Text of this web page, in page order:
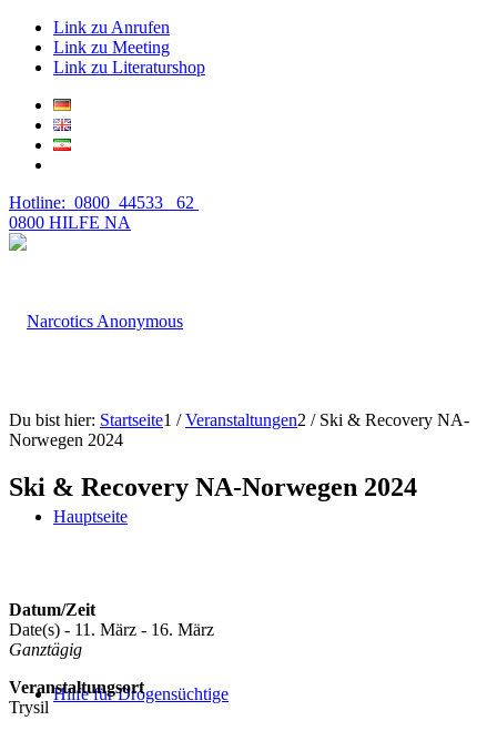
Link zu Anrufen
Link zu Meeting
Link zu Literaturshop
Hotline: 0800 44533 62
0800 HILFE NA
Hauptseite
Hilfe für Drogensüchtige
Du bist hier: Startseite1 / Veranstaltungen2 / Ski & Recovery NA-
Norwegen 2024
Ski & Recovery NA-Norwegen 2024
Datum/Zeit
Date(s) - 11. März - 16. März
Ganztägig
Veranstaltungsort
Trysil